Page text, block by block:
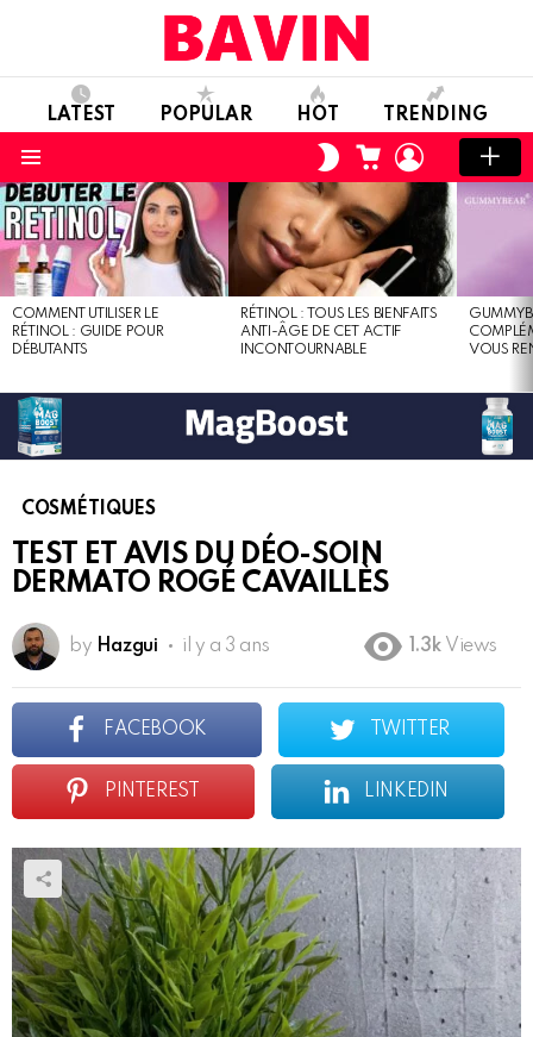
LATEST POPULAR HOT TRENDING
SWITCH
SKIN
CART LOGIN
LATEST
STORIES
COMMENT UTILISER LE
RÉTINOL : GUIDE POUR
DÉBUTANTS
RÉTINOL : TOUS LES BIENFAITS
ANTI-ÂGE DE CET ACTIF
INCONTOURNABLE
VOUS
COSMÉTIQUES
TEST ET AVIS DU DÉO-SOIN
DERMATO ROGÉ CAVAILLÈS
by Hazgui il y a 3 ans 1.3k Views
FACEBOOK TWITTER
PINTEREST LINKEDIN